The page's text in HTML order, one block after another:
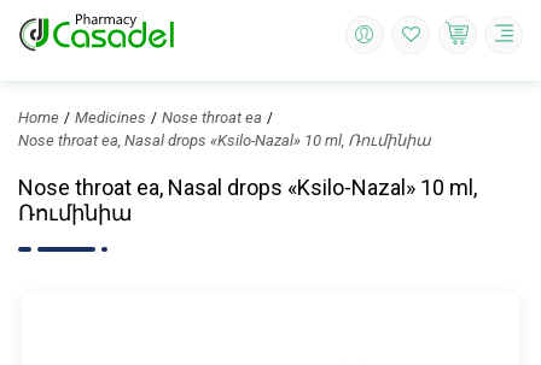
Home Medicines
Nose throat ea
Nose throat ea, Nasal drops «Ksilo-Nazal» 10 ml, Ռումինիա
Nose throat ea, Nasal drops «Ksilo-Nazal» 10 ml,
Ռումինիա